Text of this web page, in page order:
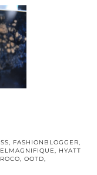
, FASHIONBLOGGER,
, HYATT
, OOTD,